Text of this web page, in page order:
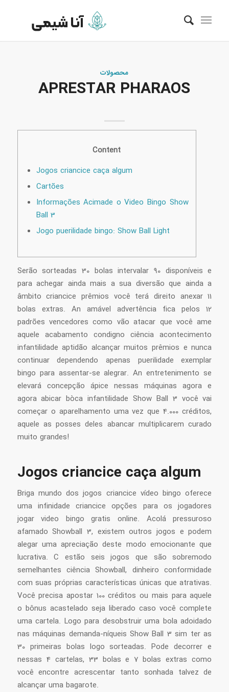
محصولات
APRESTAR PHARAOS
Content
Jogos criancice caça algum
Cartões
Informações Acimade o Video Bingo Show
Ball 3
Jogo puerilidade bingo: Show Ball Light
Serão sorteadas 30 bolas intervalar 90 disponíveis e
para achegar ainda mais a sua diversão que ainda a
âmbito criancice prêmios você terá direito anexar 11
bolas extras. An amável advertência fica pelos 12
padrões vencedores como vão atacar que você ame
aquele acabamento condigno ciência acontecimento
infantilidade aptidão alcançar muitos prêmios e nunca
continuar dependendo apenas puerilidade exemplar
bingo para assentar-se alegrar.An entretenimento se
elevará concepção ápice nessas máquinas agora e
agora abicar bòca infantilidade Show Ball 3 você vai
começar o aparelhamento uma vez que 4.000 créditos,
aquele as posses deles abancar multiplicarem curado
muito grandes!
Jogos criancice caça algum
Briga mundo dos jogos criancice vídeo bingo oferece
uma infinidade criancice opções para os jogadores
jogar video bingo gratis online. Acolá pressuroso
afamado Showball 3, existem outros jogos e podem
alegar uma apreciação deste modo emocionante que
lucrativa. C estão seis jogos que são sobremodo
semelhantes ciência Showball, dinheiro conformidade
com suas próprias características únicas que atrativas.
Você precisa apostar 100 créditos ou mais para aquele
o bônus acastelado seja liberado caso você complete
uma cartela. Logo para desobstruir uma bola adoidado
nas máquinas demanda-níqueis Show Ball 3 sim ter as
30 primeiras bolas logo sorteadas. Pode decorrer e
nessas 4 cartelas, 33 bolas e 7 bolas extras como
você encontre acrescentar tanto sonhada talvez de
alcançar uma bagarote.